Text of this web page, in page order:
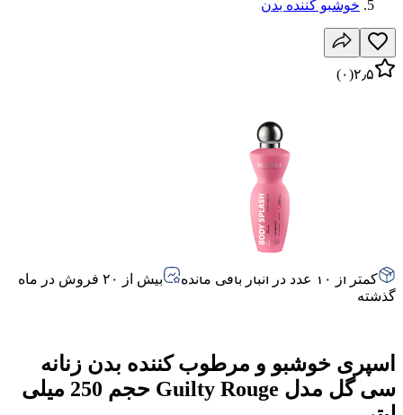
خوشبو کننده بدن
۲٫۵(۰)
کمتر از ۱۰ عدد در انبار باقی مانده
بیش از ۲۰ فروش در ماه
گذشته
اسپری خوشبو و مرطوب‌ کننده بدن زنانه
سی گل مدل Guilty Rouge حجم 250 میلی